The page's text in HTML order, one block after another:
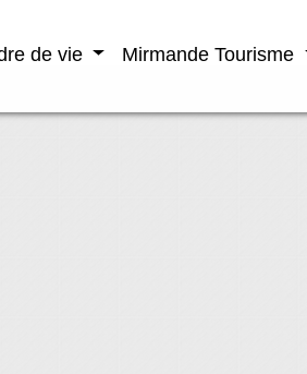
de vie Mirmande Tourisme